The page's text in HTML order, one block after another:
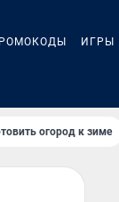
ИГРЫ
огород к зиме